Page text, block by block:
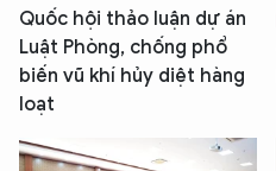
Quốc hội thảo luận dự án
Luật Phòng, chống phổ
biến vũ khí hủy diệt hàng
loạt